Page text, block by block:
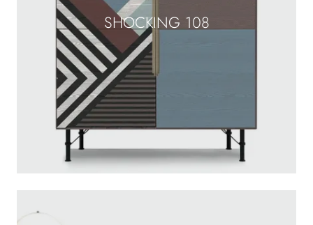
SHOCKING 108